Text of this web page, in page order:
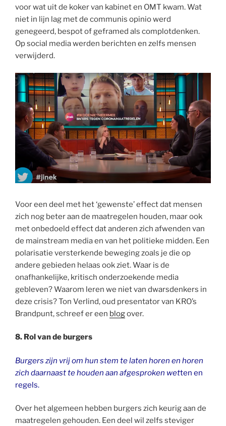
voor wat uit de koker van kabinet en OMT kwam. Wat
niet in lijn lag met de communis opinio werd
genegeerd, bespot of geframed als complotdenken.
Op social media werden berichten en zelfs mensen
verwijderd.
Voor een deel met het ‘gewenste’ effect dat mensen
zich nog beter aan de maatregelen houden, maar ook
met onbedoeld effect dat anderen zich afwenden van
de mainstream media en van het politieke midden. Een
polarisatie versterkende beweging zoals je die op
andere gebieden helaas ook ziet. Waar is de
onafhankelijke, kritisch onderzoekende media
gebleven? Waarom leren we niet van dwarsdenkers in
deze crisis? Ton Verlind, oud presentator van KRO’s
Brandpunt, schreef er een blogover.
8. Rol van de burgers
Burgers zijn vrij om hun stem te laten horen en horen
zich daarnaast te houden aan afgesproken wetten en
regels.
Over het algemeen hebben burgers zich keurig aan de
maatregelen gehouden. Een deel wil zelfs steviger